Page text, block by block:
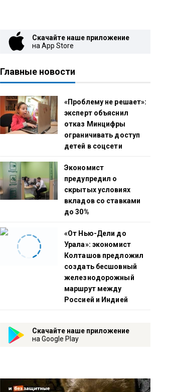
Скачайте наше приложение
на App Store
Главные новости
«Проблему не решает»:
эксперт объяснил
отказ Минцифры
ограничивать доступ
детей в соцсети
Экономист
предупредил о
скрытых условиях
вкладов со ставками
до 30%
«От Нью-Дели до
Урала»: экономист
Колташов предложил
создать бесшовный
железнодорожный
маршрут между
Россией и Индией
Скачайте наше приложение
на Google Play